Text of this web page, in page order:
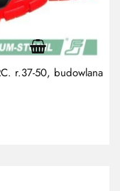
r.37-50, budowlana